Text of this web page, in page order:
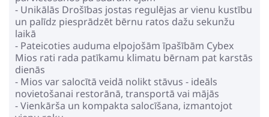
- Unikālās Drošības jostas regulējas ar vienu kustību
un palīdz piesprādzēt bērnu ratos dažu sekunžu
laikā
- Pateicoties auduma elpojošām īpašībām Cybex
Mios rati rada patīkamu klimatu bērnam pat karstās
dienās
- Mios var salocītā veidā nolikt stāvus - ideāls
novietošanai restorānā, transportā vai mājās
- Vienkārša un kompakta salocīšana, izmantojot